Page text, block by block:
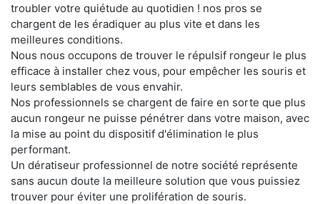
troubler votre quiétude au quotidien ! nos pros se
chargent de les éradiquer au plus vite et dans les
meilleures conditions.
Nous nous occupons de trouver le répulsif rongeur le plus
efficace à installer chez vous, pour empêcher les souris et
leurs semblables de vous envahir.
Nos professionnels se chargent de faire en sorte que plus
aucun rongeur ne puisse pénétrer dans votre maison, avec
la mise au point du dispositif d'élimination le plus
performant.
Un dératiseur professionnel de notre société représente
sans aucun doute la meilleure solution que vous puissiez
trouver pour éviter une prolifération de souris.